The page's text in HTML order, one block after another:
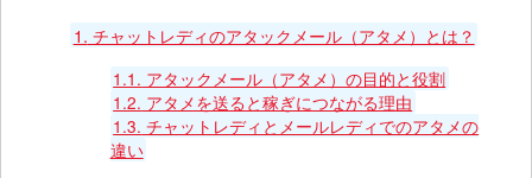
1. チャットレディのアタックメール（アタメ）とは？
1.1. アタックメール（アタメ）の目的と役割
1.2. アタメを送ると稼ぎにつながる理由
1.3. チャットレディとメールレディでのアタメの
違い